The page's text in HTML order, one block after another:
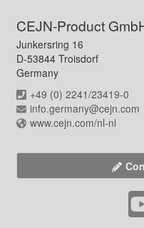
CEJN-Product
Junkersring 16
D-53844 Troisdorf
Germany
+49 (0) 2241/23419-0
info.germany@cejn.com
www.cejn.com/nl-nl